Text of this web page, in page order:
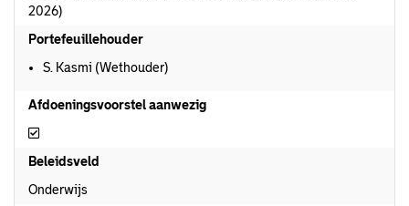
2026)
Portefeuillehouder
S. Kasmi (Wethouder)
Afdoeningsvoorstel aanwezig
Afdoeningsvoorstel aanwezig
Beleidsveld
Onderwijs